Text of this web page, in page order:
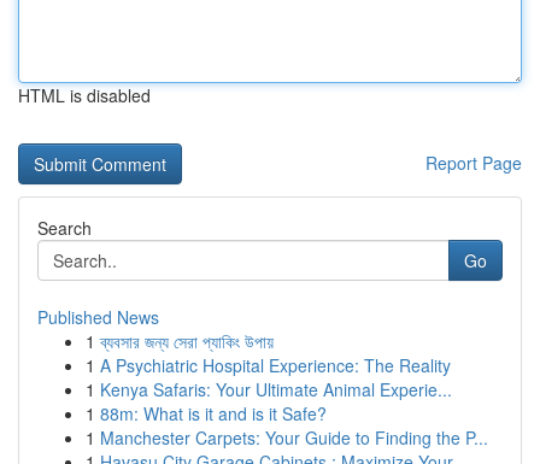
HTML is disabled
Report Page
Search
Go
Published News
1 ব্যবসার জন্য সেরা প্যাকিং উপায়
1 A Psychiatric Hospital Experience: The Reality
1 Kenya Safaris: Your Ultimate Animal Experie...
1 88m: What is it and is it Safe?
1 Manchester Carpets: Your Guide to Finding the P...